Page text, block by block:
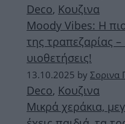
Deco, Κουζινα
Moody Vibes: Η
της τραπεζαρίας
υιοθετήσεις!
13.10.2025 by Σορινα
Deco, Κουζινα
Μικρά χεράκια,